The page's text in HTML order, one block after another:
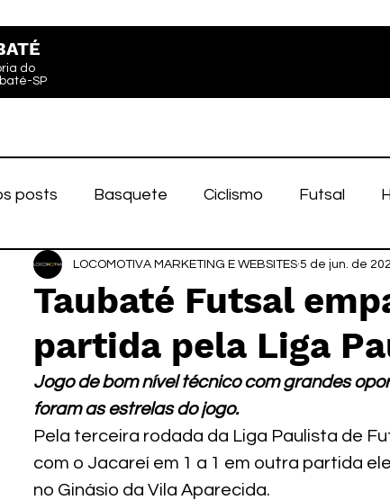
do
SP
posts Basquete Ciclismo Futsal
profissional Esporte Feminino
de base Paralímpico Taubaté Fut7
Taubaté Futsal
partida pela Liga
LOCOMOTIVA MARKETING E WEBSITES 5 de jun. de
Jogo de bom nível técnico com grandes
foram as estrelas do jogo.
Pela terceira rodada da Liga Paulista de
com o Jacareí em 1 a 1 em outra partida
no Ginásio da Vila Aparecida.